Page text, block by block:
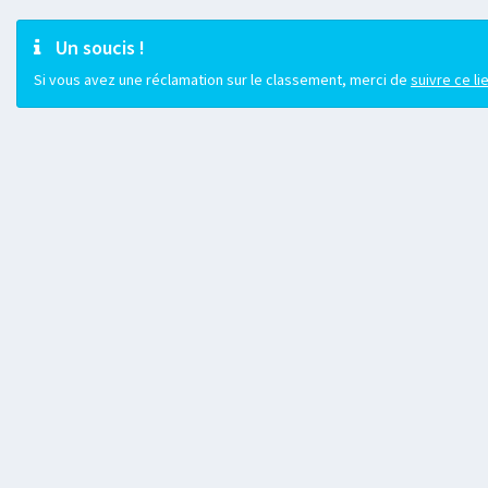
Un soucis !
Si vous avez une réclamation sur le classement, merci de suivre ce